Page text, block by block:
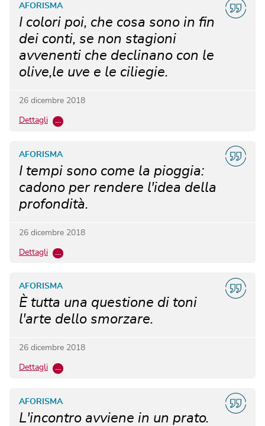
I colori poi, che cosa sono in fin
dei conti, se non stagioni
avvenenti che declinano con le
olive,le uve e le ciliegie.
AFORISMA
26 dicembre 2018
Dettagli …
I tempi sono come la pioggia:
cadono per rendere l'idea della
profondità.
AFORISMA
26 dicembre 2018
Dettagli …
È tutta una questione di toni
l'arte dello smorzare.
AFORISMA
26 dicembre 2018
Dettagli …
L'incontro avviene in un prato.
AFORISMA